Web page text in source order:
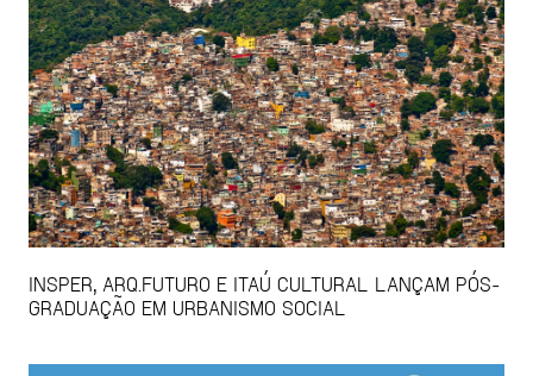
INSPER, ARQ.FUTURO E ITAÚ CULTURAL LANÇAM PÓS-
GRADUAÇÃO EM URBANISMO SOCIAL